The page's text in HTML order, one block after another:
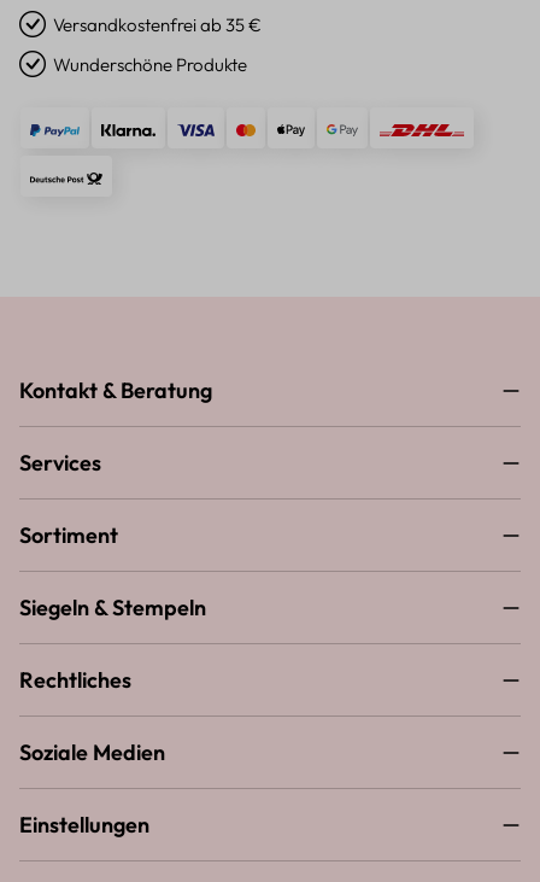
Versandkostenfrei ab 35 €
Wunderschöne Produkte
Kontakt & Beratung
Services
Sortiment
Siegeln & Stempeln
Rechtliches
Soziale Medien
Einstellungen